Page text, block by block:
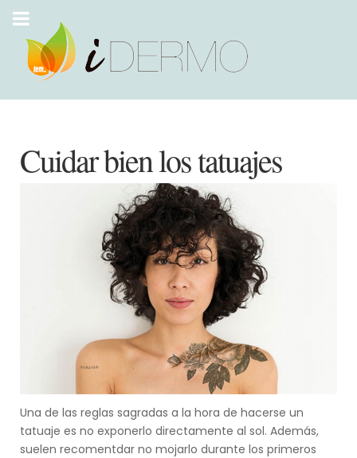
Cuidar bien los tatuajes
Una de las reglas sagradas a la hora de hacerse un
tatuaje es no exponerlo directamente al sol. Además,
suelen recomentdar no mojarlo durante los primeros